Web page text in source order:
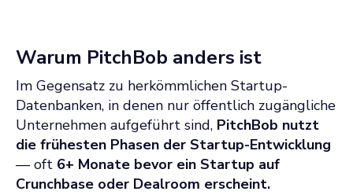
Warum PitchBob anders ist
Im Gegensatz zu herkömmlichen Startup-
Datenbanken, in denen nur öffentlich zugängliche
Unternehmen aufgeführt sind, PitchBob nutzt
die frühesten Phasen der Startup-Entwicklung
— oft 6+ Monate bevor ein Startup auf
Crunchbase oder Dealroom erscheint.